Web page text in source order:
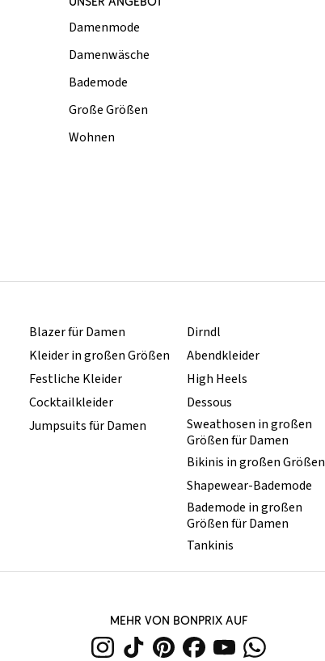
Damenmode
Damenwäsche
Bademode
Große Größen
Wohnen
Blazer für Damen
Kleider in großen Größen
Festliche Kleider
Cocktailkleider
Jumpsuits für Damen
Dirndl
Abendkleider
High Heels
Dessous
Sweathosen in großen
Größen für Damen
Bikinis in großen Größen
Shapewear-Bademode
Bademode in großen
Größen für Damen
Tankinis
MEHR VON BONPRIX AUF